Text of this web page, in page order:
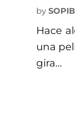
by
Hace
una
gira…